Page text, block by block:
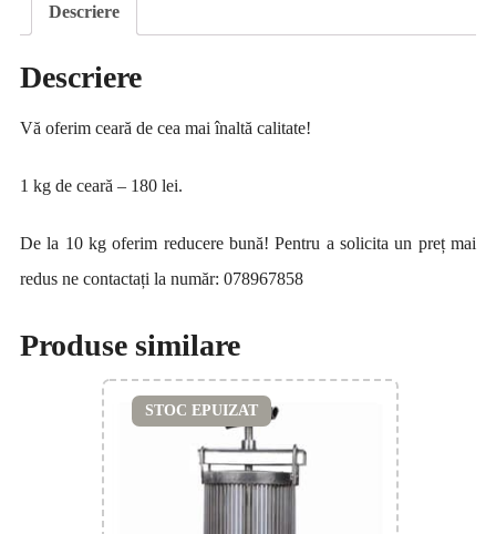
Descriere
Descriere
Vă oferim ceară de cea mai înaltă calitate!
1 kg de ceară – 180 lei.
De la 10 kg oferim reducere bună! Pentru a solicita un preț mai
redus ne contactați la număr: 078967858
Produse similare
STOC EPUIZAT